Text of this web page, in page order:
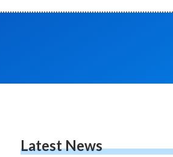
Latest News